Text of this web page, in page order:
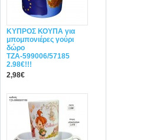
ΚΥΠΡΟΣ ΚΟΥΠΑ για
μπομπονιέρες γούρι
δώρο
ΤΖΑ-599006/57185
2.98€!!!
2,98€